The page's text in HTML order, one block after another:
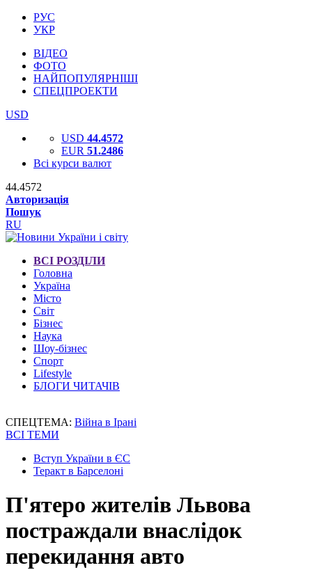
РУС
УКР
ВІДЕО
ФОТО
НАЙПОПУЛЯРНІШІ
СПЕЦПРОЕКТИ
USD
USD 44.4572
EUR 51.2486
Всі курси валют
44.4572
Авторизація
Пошук
RU
ВСІ РОЗДІЛИ
Головна
Україна
Місто
Світ
Бізнес
Наука
Шоу-бізнес
Спорт
Lifestyle
БЛОГИ ЧИТАЧІВ
СПЕЦТЕМА: Війна в Ірані
ВСІ ТЕМИ
Вступ України в ЄС
Теракт в Барселоні
П'ятеро жителів Львова
постраждали внаслідок
перекидання авто